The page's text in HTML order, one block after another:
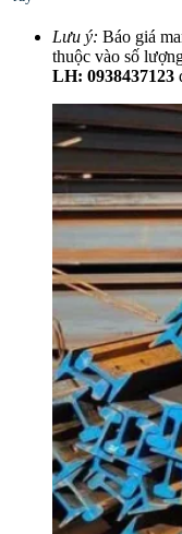
Lưu ý: Báo giá
thuộc vào số
LH: 0938437123